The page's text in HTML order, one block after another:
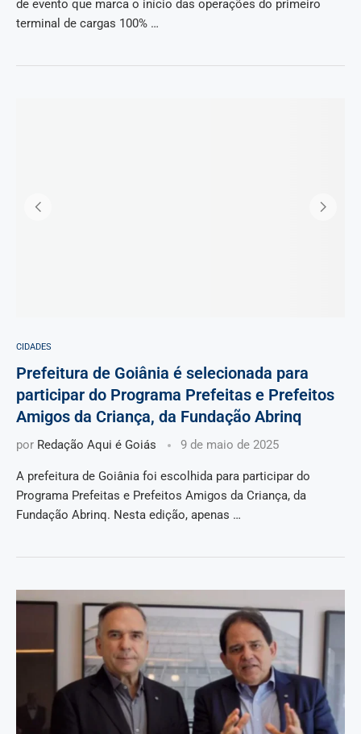
de evento que marca o início das operações do primeiro
terminal de cargas 100% …
CIDADES
Prefeitura de Goiânia é selecionada para
participar do Programa Prefeitas e Prefeitos
Amigos da Criança, da Fundação Abrinq
por Redação Aqui é Goiás 9 de maio de 2025
A prefeitura de Goiânia foi escolhida para participar do
Programa Prefeitas e Prefeitos Amigos da Criança, da
Fundação Abrinq. Nesta edição, apenas …